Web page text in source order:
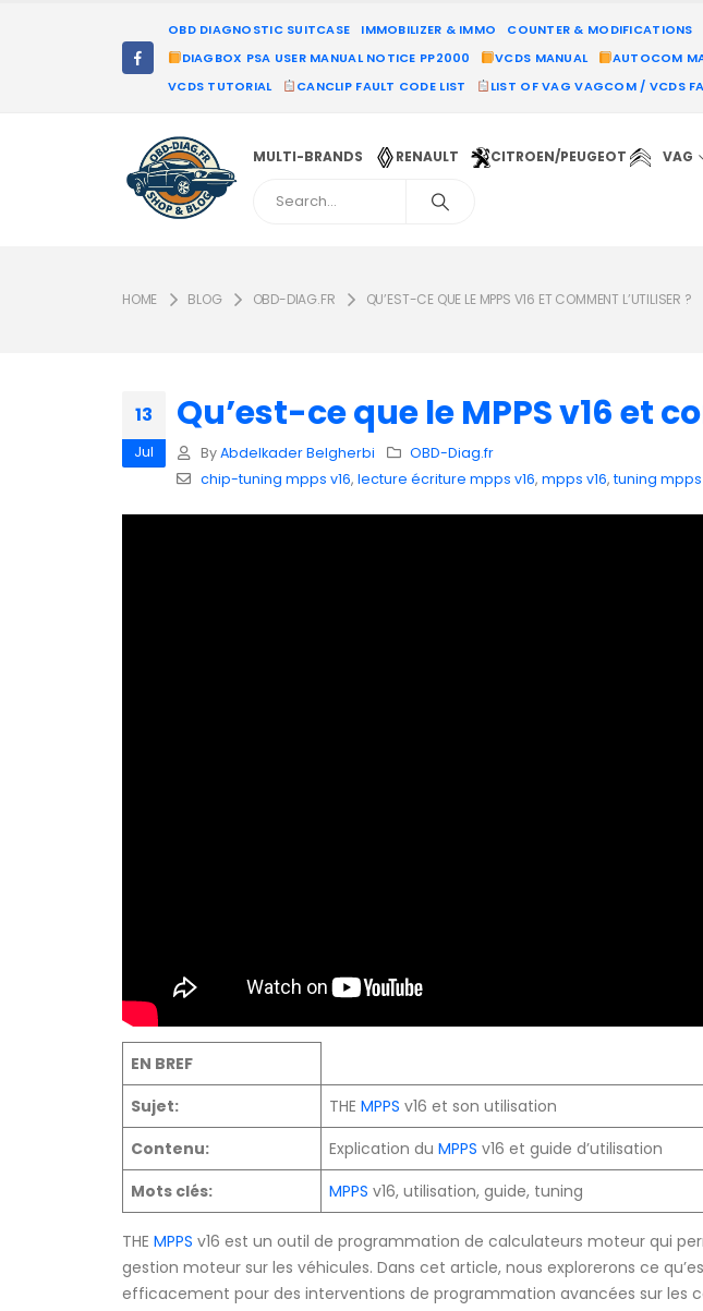
OBD DIAGNOSTIC SUITCASE IMMOBILIZER & IMMO COUNTER & MODIFICATIONS
DIAGBOX PSA USER MANUAL NOTICE PP2000
VCDS MANUAL AUTOCOM
VCDS TUTORIAL
CANCLIP FAULT CODE LIST LIST OF VAG VAGCOM / VCDS
MULTI-BRANDS RENAULT CITROEN/PEUGEOT VAG
HOME BLOG OBD-DIAG.FR QU’EST-CE QUE LE MPPS V16 ET COMMENT L’UTILISER ?
13
Jul
Qu’est-ce que le MPPS v16 et
By Abdelkader Belgherbi
OBD-Diag.fr
chip-tuning mpps v16, lecture écriture mpps v16, mpps v16, tuning mpps
EN BREF
Sujet:
THE MPPS v16 et son utilisation
Contenu:
Explication du MPPS v16 et guide d’utilisation
Mots clés:
MPPS v16, utilisation, guide, tuning
THE MPPS v16 est un outil de programmation de calculateurs moteur qui
gestion moteur sur les véhicules. Dans cet article, nous explorerons ce
efficacement pour des interventions de programmation avancées sur les